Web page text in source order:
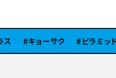
キョーサク ピラミッド